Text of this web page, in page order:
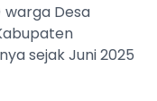
warga Desa
sejak Juni 2025